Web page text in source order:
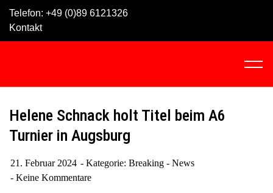
Telefon: +49 (0)89 6121326
Kontakt
C
Helene Schnack holt Titel beim A6
Turnier in Augsburg
21. Februar 2024 Kategorie: Breaking - News
Keine Kommentare